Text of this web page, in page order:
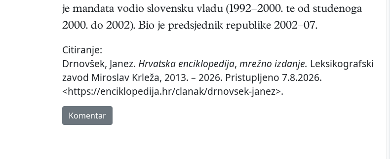
je mandata vodio slovensku vladu (1992–2000. te od studenoga
2000. do 2002). Bio je predsjednik republike 2002–07.
Citiranje:
Drnovšek, Janez. Hrvatska enciklopedija, mrežno izdanje. Leksikografski
zavod Miroslav Krleža, 2013. – 2026. Pristupljeno 7.8.2026.
<https://enciklopedija.hr/clanak/drnovsek-janez>.
Komentar